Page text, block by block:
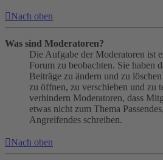
Nach oben
Was sind Moderatoren?
Die Aufgabe der Moderatoren ist
Forum zu beobachten. Sie haben
Beiträge zu ändern und zu
zu öffnen, zu verschieben und zu
verhindern Moderatoren, dass
etwas nicht zum Thema
Angreifendes schreiben.
Nach oben